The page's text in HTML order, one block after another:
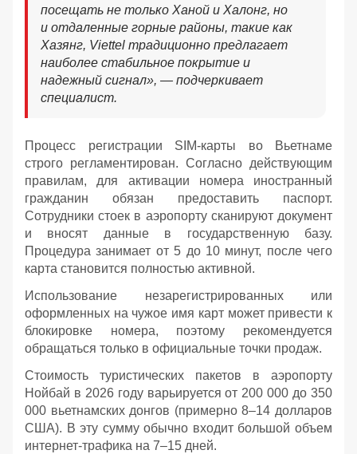
посещать не только Ханой и Халонг, но
и отдаленные горные районы, такие как
Хазянг, Viettel традиционно предлагает
наиболее стабильное покрытие и
надежный сигнал», — подчеркивает
специалист.
Процесс регистрации SIM-карты во Вьетнаме
строго регламентирован. Согласно действующим
правилам, для активации номера иностранный
гражданин обязан предоставить паспорт.
Сотрудники стоек в аэропорту сканируют документ
и вносят данные в государственную базу.
Процедура занимает от 5 до 10 минут, после чего
карта становится полностью активной.
Использование незарегистрированных или
оформленных на чужое имя карт может привести к
блокировке номера, поэтому рекомендуется
обращаться только в официальные точки продаж.
Стоимость туристических пакетов в аэропорту
Нойбай в 2026 году варьируется от 200 000 до 350
000 вьетнамских донгов (примерно 8–14 долларов
США). В эту сумму обычно входит большой объем
интернет-трафика на 7–15 дней.